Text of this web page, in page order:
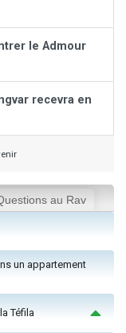
le Admour
recevra en
au Rav
un appartement
Téfila